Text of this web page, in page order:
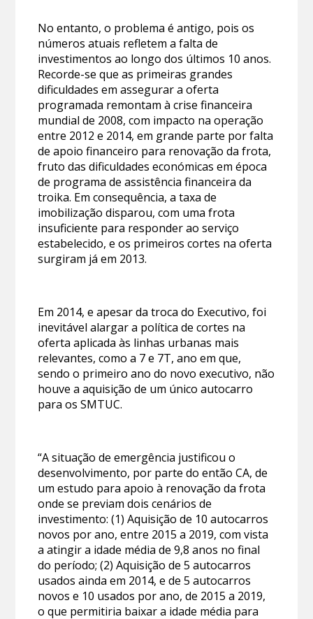
No entanto, o problema é antigo, pois os
números atuais refletem a falta de
investimentos ao longo dos últimos 10 anos.
Recorde-se que as primeiras grandes
dificuldades em assegurar a oferta
programada remontam à crise financeira
mundial de 2008, com impacto na operação
entre 2012 e 2014, em grande parte por falta
de apoio financeiro para renovação da frota,
fruto das dificuldades económicas em época
de programa de assistência financeira da
troika. Em consequência, a taxa de
imobilização disparou, com uma frota
insuficiente para responder ao serviço
estabelecido, e os primeiros cortes na oferta
surgiram já em 2013.
Em 2014, e apesar da troca do Executivo, foi
inevitável alargar a política de cortes na
oferta aplicada às linhas urbanas mais
relevantes, como a 7 e 7T, ano em que,
sendo o primeiro ano do novo executivo, não
houve a aquisição de um único autocarro
para os SMTUC.
“A situação de emergência justificou o
desenvolvimento, por parte do então CA, de
um estudo para apoio à renovação da frota
onde se previam dois cenários de
investimento: (1) Aquisição de 10 autocarros
novos por ano, entre 2015 a 2019, com vista
a atingir a idade média de 9,8 anos no final
do período; (2) Aquisição de 5 autocarros
usados ainda em 2014, e de 5 autocarros
novos e 10 usados por ano, de 2015 a 2019,
o que permitiria baixar a idade média para